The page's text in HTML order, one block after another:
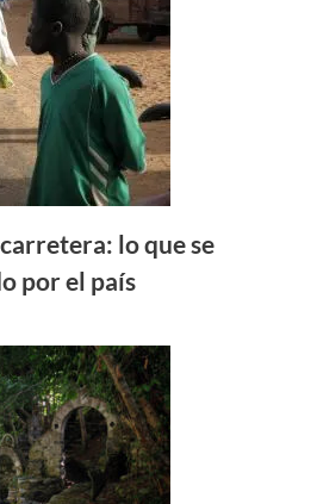
lo que se
por el país